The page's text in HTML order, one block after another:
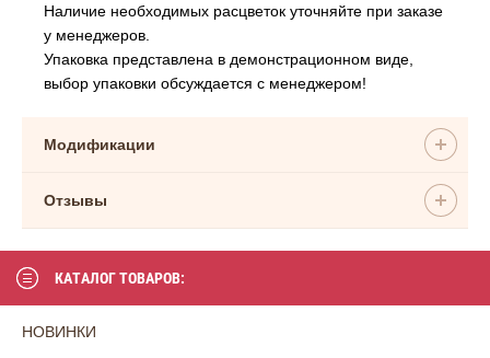
КАТАЛОГ ТОВАРОВ:
НОВИНКИ
Наличие необходимых расцветок уточняйте при заказе
у менеджеров.
Упаковка представлена в демонстрационном виде,
выбор упаковки обсуждается с менеджером!
Модификации
Отзывы